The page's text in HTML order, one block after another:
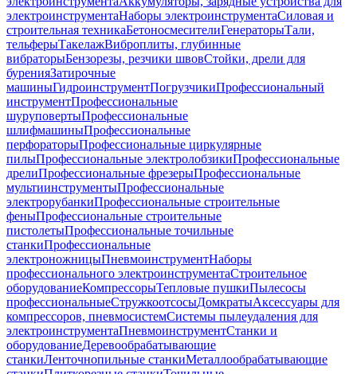
электроинструментаНаборы электроинструментаСиловая и
строительная техникаБетоносмесителиГенераторыТали,
тельферыТакелажВиброплиты, глубинные
вибраторыБензорезы, резчики швовСтойки, дрели для
буренияЗатирочные
машиныГидроинструментПогрузчикиПрофессиональный
инструментПрофессиональные
шуруповертыПрофессиональные
шлифмашиныПрофессиональные
перфораторыПрофессиональные циркулярные
пилыПрофессиональные электролобзикиПрофессиональные
дрелиПрофессиональные фрезерыПрофессиональные
мультиинструментыПрофессиональные
электрорубанкиПрофессиональные строительные
феныПрофессиональные строительные
пистолетыПрофессиональные точильные
станкиПрофессиональные
электроножницыПневмоинструментНаборы
профессионального электроинструментаСтроительное
оборудованиеКомпрессорыТепловые пушкиПылесосы
профессиональныеСтружкоотсосыДомкратыАксессуары для
компрессоров, пневмосистемСистемы пылеудаления для
электроинструментаПневмоинструментСтанки и
оборудованиеДеревообрабатывающие
станкиЛенточнопильные станкиМеталлообрабатывающие